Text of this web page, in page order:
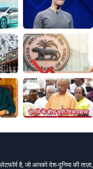
है, जो आपको देश-दुनिया की ताज़ा,